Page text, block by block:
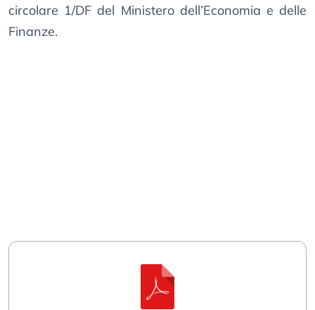
circolare 1/DF del Ministero dell’Economia e delle
Finanze.